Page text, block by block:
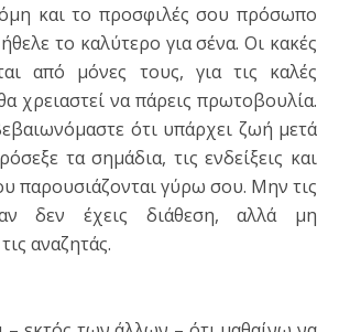
και το προσφιλές σου πρόσωπο
το καλύτερο για σένα. Οι κακές
από μόνες τους, για τις καλές
χρειαστεί να πάρεις πρωτοβουλία.
ότι υπάρχει ζωή μετά
τα σημάδια, τις ενδείξεις και
παρουσιάζονται γύρω σου. Μην τις
αν δεν έχεις διάθεση, αλλά μη
αναζητάς.